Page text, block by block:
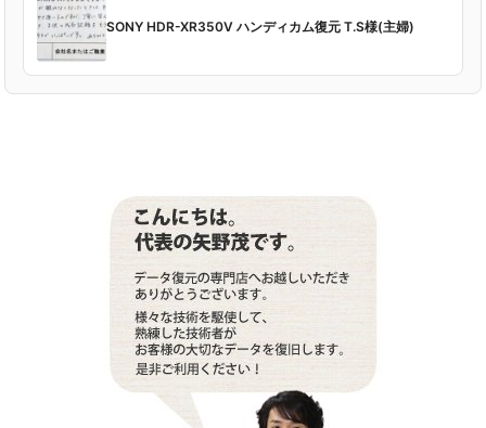
SONY HDR-XR350V ハンディカム復元 T.S様(主婦)